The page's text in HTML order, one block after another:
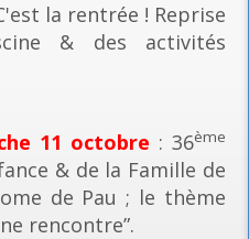
la rentrée ! Reprise
& des activités
11 octobre : 36ème
& de la Famille de
de Pau ; le thème
rencontre”.